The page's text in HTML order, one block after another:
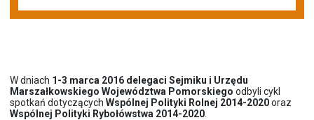
W dniach 1-3 marca 2016 delegaci Sejmiku i Urzędu
Marszałkowskiego Województwa Pomorskiego odbyli cykl
spotkań dotyczących Wspólnej Polityki Rolnej 2014-2020oraz
Wspólnej Polityki Rybołówstwa 2014-2020